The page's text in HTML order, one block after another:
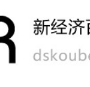
力量，比男性肉食
者一半的白血球，